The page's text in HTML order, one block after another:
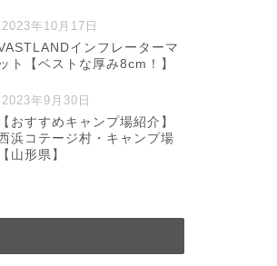
2023年10月17日
インフレーターマ
ット【ベストな厚み8cm！】
2023年9月30日
【おすすめキャンプ場紹介】
浜コテージ村・キャンプ場
【山形県】